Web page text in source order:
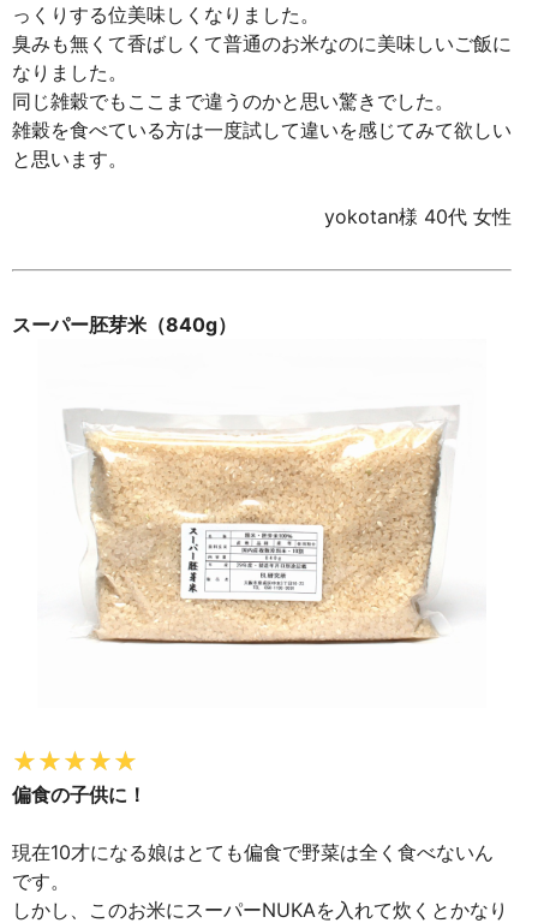
っくりする位美味しくなりました。
臭みも無くて香ばしくて普通のお米なのに美味しいご飯に
なりました。
同じ雑穀でもここまで違うのかと思い驚きでした。
雑穀を食べている方は一度試して違いを感じてみて欲しい
と思います。
yokotan様 40代 女性
スーパー胚芽米（840g）
偏食の子供に！
現在10才になる娘はとても偏食で野菜は全く食べないん
です。
しかし、このお米にスーパーNUKAを入れて炊くとかなり